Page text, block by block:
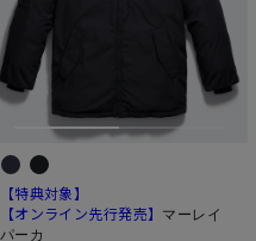
【特典対象】
【オンライン先行発売】 マーレイ
パーカ